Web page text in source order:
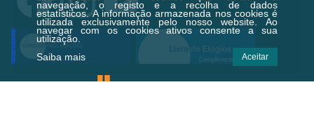
navegação, o registo e a recolha de dados
estatísticos.A informação armazenada nos cookies é
utilizada exclusivamente pelo nosso website. Ao
navegar com os cookies ativos consente a sua
utilização.
Saiba mais
Aceitar